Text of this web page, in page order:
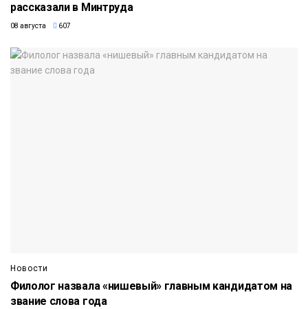
рассказали в Минтруда
08 августа 607
Новости
Филолог назвала «нишевый» главным кандидатом на
звание слова года